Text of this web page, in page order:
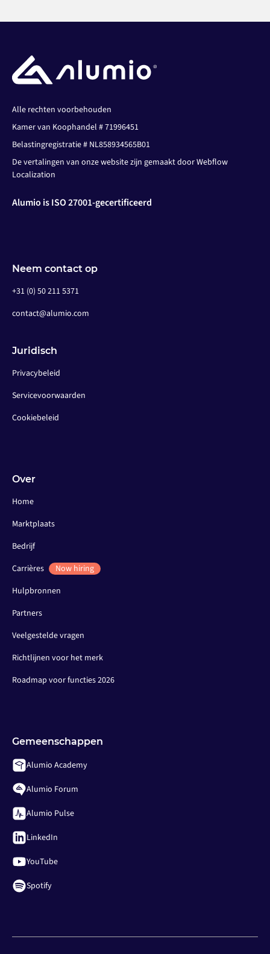
Alle rechten voorbehouden
Kamer van Koophandel # 71996451
Belastingregistratie # NL858934565B01
De vertalingen van onze website zijn gemaakt door Webflow
Localization
Alumio is ISO 27001-gecertificeerd
Neem contact op
+31 (0) 50 211 5371
contact@alumio.com
Juridisch
Privacybeleid
Servicevoorwaarden
Cookiebeleid
Over
Home
Marktplaats
Bedrijf
Carrières
Now hiring
Hulpbronnen
Partners
Veelgestelde vragen
Richtlijnen voor het merk
Roadmap voor functies 2026
Gemeenschappen
Alumio Academy
Alumio Forum
Alumio Pulse
LinkedIn
YouTube
Spotify